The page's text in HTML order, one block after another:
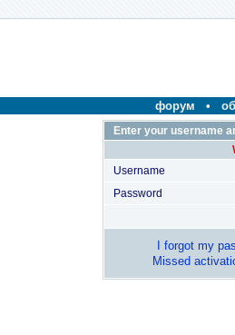
форум •
Enter your username
Username
Password
I forgot my
Missed